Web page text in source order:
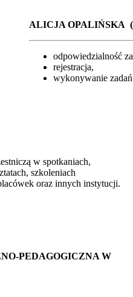
ALICJA OPALIŃSKA
odpowiedzialność
rejestracja,
wykonywanie
w spotkaniach,
szkoleniach
oraz innych instytucji.
PEDAGOGICZNA W